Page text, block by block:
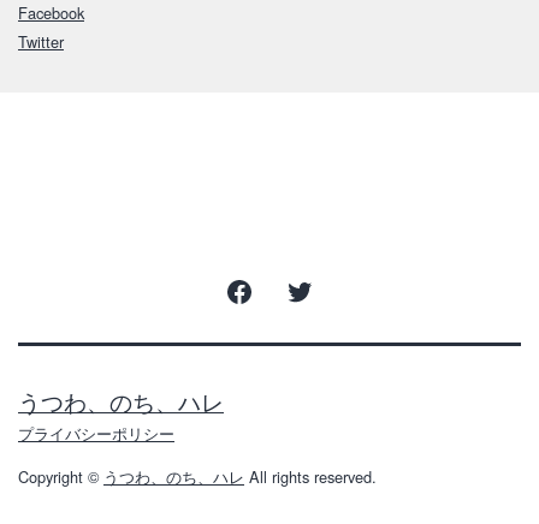
Facebook
Twitter
Facebook
うつわ、のち、ハレ
プライバシーポリシー
Copyright © うつわ、のち、ハレ All rights reserved.